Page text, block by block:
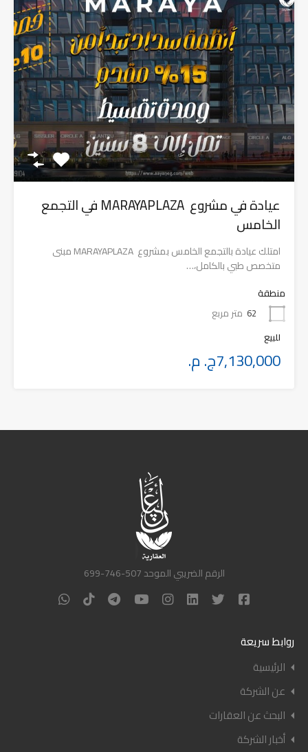
عيادة في مشروع MARAYAPLAZA في التجمع
الخامس
امتلك عيادة بالتجمع الخامس بمشروع MARAYAPLAZA مبنى
متخصص طبي بالكامل،…
منطقة
62 متر مربع
للبيع
7,130,000ج. م.
الرقم الضريبي الموحد 507-746-699
روابط سريعة
الرئيسية
عن الشركة
البحث عن العقارات
أخبار الشركة